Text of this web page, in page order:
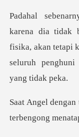
fisika, akan tetapi
terbe